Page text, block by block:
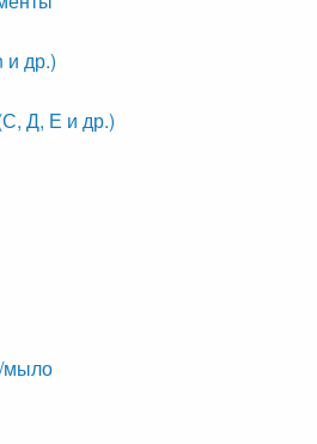
др.)
Д, Е и др.)
мыло